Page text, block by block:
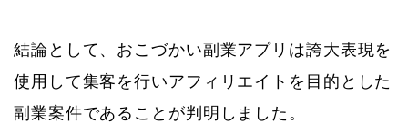
結論として、おこづかい副業アプリは誇大表現を
使用して集客を行いアフィリエイトを目的とした
副業案件であることが判明しました。